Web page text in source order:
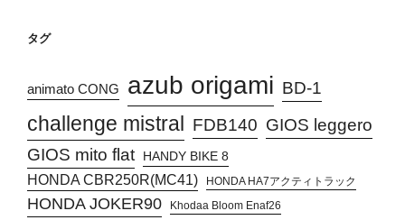
タグ
animato CONG azub origami BD-1
challenge mistral FDB140 GIOS leggero
GIOS mito flat
HANDY BIKE 8
HONDA CBR250R(MC41) HONDA HA7アクティトラック
HONDA JOKER90 Khodaa Bloom Enaf26